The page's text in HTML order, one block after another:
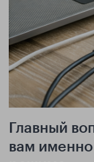
Главный
вам